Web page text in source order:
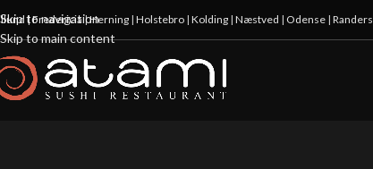
Skip to navigation
Skip to main content
|Fredericia|Herning | Holstebro | Kolding | Næstved | Odense | Randers